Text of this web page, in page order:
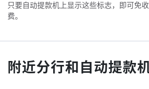
只要自动提款机上显示这些标志，即可免
费。
附近分行和自动提款